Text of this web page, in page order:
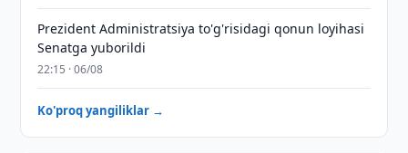
Prezident Administratsiya to'g'risidagi qonun loyihasi
Senatga yuborildi
22:15 · 06/08
Ko'proq yangiliklar →